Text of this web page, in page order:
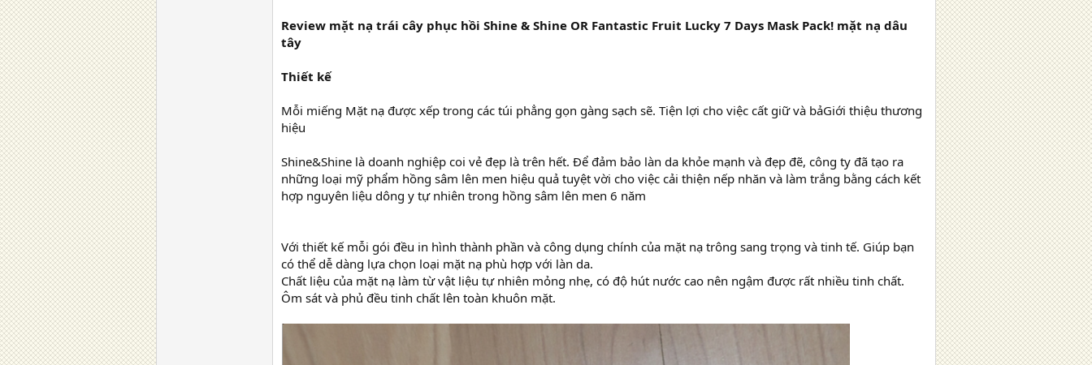
Review mặt nạ trái cây phục hồi Shine & Shine OR Fantastic Fruit Lucky 7 Days Mask Pack! mặt nạ dâu
tây
Thiết kế
Mỗi miếng Mặt nạ được xếp trong các túi phẳng gọn gàng sạch sẽ. Tiện lợi cho việc cất giữ và bảGiới thiệu thương
hiệu
Shine&Shine là doanh nghiệp coi vẻ đẹp là trên hết. Để đảm bảo làn da khỏe mạnh và đẹp đẽ, công ty đã tạo ra
những loại mỹ phẩm hồng sâm lên men hiệu quả tuyệt vời cho việc cải thiện nếp nhăn và làm trắng bằng cách kết
hợp nguyên liệu dông y tự nhiên trong hồng sâm lên men 6 năm
Với thiết kế mỗi gói đều in hình thành phần và công dụng chính của mặt nạ trông sang trọng và tinh tế. Giúp bạn
có thể dễ dàng lựa chọn loại mặt nạ phù hợp với làn da.
Chất liệu của mặt nạ làm từ vật liệu tự nhiên mỏng nhẹ, có độ hút nước cao nên ngậm được rất nhiều tinh chất.
Ôm sát và phủ đều tinh chất lên toàn khuôn mặt.